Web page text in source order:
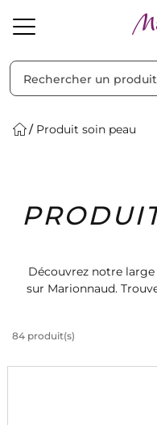
Solaire Homme
Produit soin peau
Découvrez notre
sur Marionnaud.
peau parmi nos
produits de qualité.
84 produit(s)